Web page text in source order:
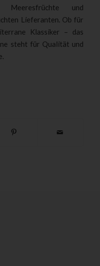
und
Lieferanten. Ob für
Klassiker – das
steht für Qualität und